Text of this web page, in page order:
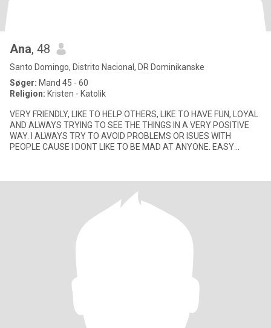
Ana, 48
Santo Domingo, Distrito Nacional, DR Dominikanske
Søger: Mand 45 - 60
Religion: Kristen - Katolik
VERY FRIENDLY, LIKE TO HELP OTHERS, LIKE TO HAVE FUN, LOYAL
AND ALWAYS TRYING TO SEE THE THINGS IN A VERY POSITIVE
WAY. I ALWAYS TRY TO AVOID PROBLEMS OR ISUES WITH
PEOPLE CAUSE I DONT LIKE TO BE MAD AT ANYONE. EASY